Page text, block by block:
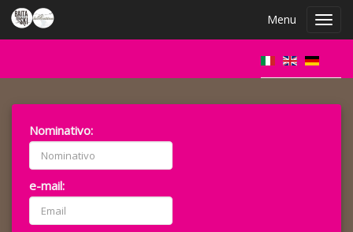
Menu
Nominativo:
e-mail: